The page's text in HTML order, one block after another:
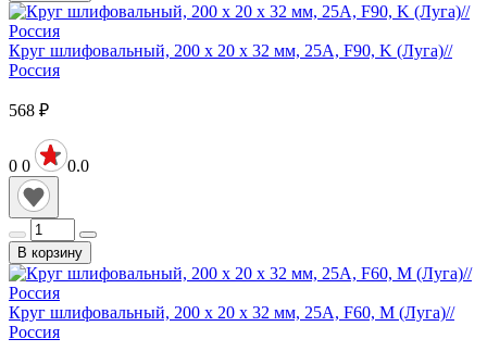
Круг шлифовальный, 200 х 20 х 32 мм, 25А, F90, K (Луга)//
Россия
568 ₽
0 0 0.0
В корзину
Круг шлифовальный, 200 х 20 х 32 мм, 25А, F60, М (Луга)//
Россия